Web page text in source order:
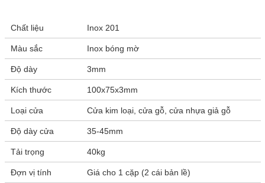
Chất liệu Inox 201
Màu sắc Inox bóng mờ
Độ dày 3mm
Kích thước 100x75x3mm
Loại cửa Cửa kim loại, cửa gỗ, cửa nhựa giả gỗ
Độ dày cửa 35-45mm
Tải trọng 40kg
Đợn vị tính Giá cho 1 cặp (2 cái bản lề)